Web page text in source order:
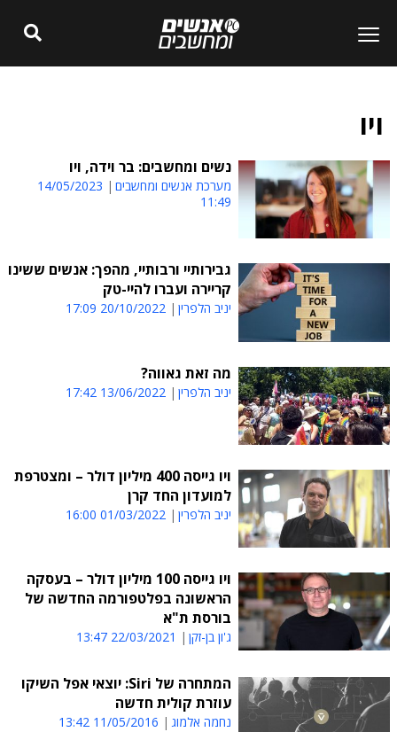
ויו
נשים ומחשבים: בר וידה, ויו
מערכת אנשים ומחשבים
14/05/2023
11:49
גבירותיי ורבותיי, מהפך: אנשים ששינו
קריירה ועברו להיי-טק
יניב הלפרין 20/10/2022 17:09
מה זאת גאווה?
יניב הלפרין 13/06/2022 17:42
ויו גייסה 400 מיליון דולר – ומצטרפת
למועדון החד קרן
יניב הלפרין 01/03/2022 16:00
ויו גייסה 100 מיליון דולר – בעסקה
הראשונה בפלטפורמה החדשה של
בורסת ת"א
ג'ון בן-זקן 22/03/2021 13:47
המתחרה של Siri: יוצאי אפל השיקו
עוזרת קולית חדשה
נחמה אלמוג 11/05/2016 13:42